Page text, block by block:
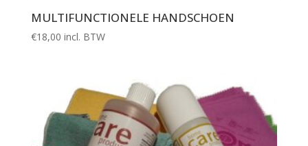
MULTIFUNCTIONELE HANDSCHOEN
€18,00 incl. BTW